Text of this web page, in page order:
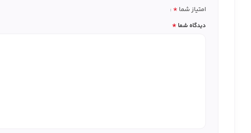
امتیاز شما *
دیدگاه شما *